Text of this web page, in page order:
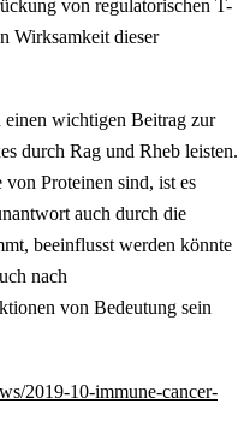
von regulatorischen T-
Wirksamkeit dieser
einen wichtigen Beitrag zur
durch Rag und Rheb leisten.
Proteinen sind, ist es
auch durch die
beeinflusst werden könnte
nach
von Bedeutung sein
2019-10-immune-cancer-